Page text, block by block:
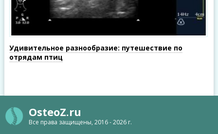
Удивительное разнообразие: путешествие по
отрядам птиц
OsteoZ.ru
Все права защищены, 2016 - 2026 г.